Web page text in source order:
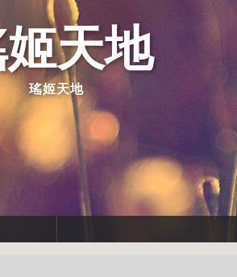
天地
瑤姬天地